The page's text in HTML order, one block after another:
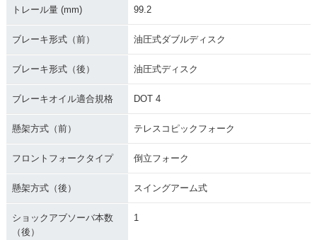
トレール量 (mm) 99.2
ブレーキ形式（前） 油圧式ダブルディスク
ブレーキ形式（後） 油圧式ディスク
ブレーキオイル適合規格 DOT 4
懸架方式（前） テレスコピックフォーク
フロントフォークタイプ 倒立フォーク
懸架方式（後） スイングアーム式
ショックアブソーバ本数
（後）
1